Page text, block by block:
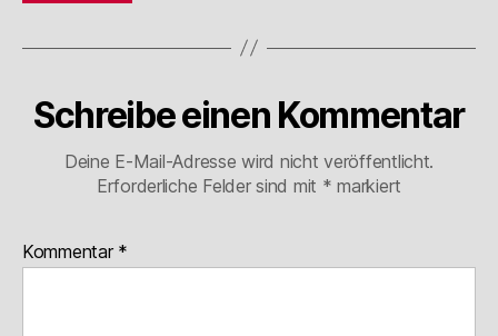
Schreibe einen Kommentar
Deine E-Mail-Adresse wird nicht veröffentlicht.
Erforderliche Felder sind mit * markiert
Kommentar *